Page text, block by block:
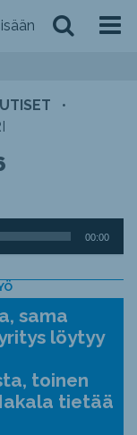
•
00:00
sama
löytyy
toinen
tietää